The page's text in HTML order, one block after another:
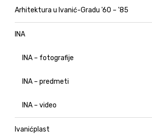
Arhitektura u Ivanić-Gradu '60 – '85
INA
INA – fotografije
INA – predmeti
INA – video
Ivanićplast